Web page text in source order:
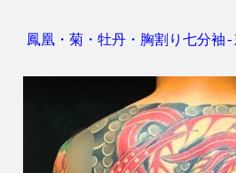
鳳凰・菊・牡丹・胸割り七分袖